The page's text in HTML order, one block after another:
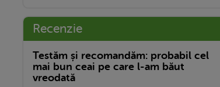
Recenzie
Testăm și recomandăm: probabil cel
mai bun ceai pe care l-am băut
vreodată